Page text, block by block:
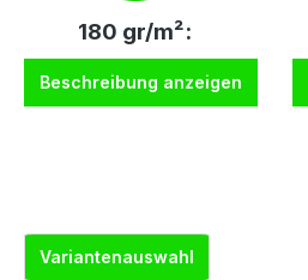
180 gr/m²:
Beschreibung anzeigen
Variantenauswahl